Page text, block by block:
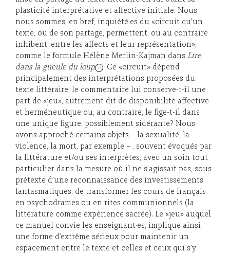
plasticité interprétative et affective initiale. Nous
nous sommes, en bref, inquiété·es du «circuit qu’un
texte, ou de son partage, permettent, ou au contraire
inhibent, entre les affects et leur représentation»,
comme le formule Hélène Merlin-Kajman dans Lire
dans la gueule du loup 11 . Ce «circuit» dépend
principalement des interprétations proposées du
texte littéraire: le commentaire lui conserve-t-il une
part de «jeu», autrement dit de disponibilité affective
et herméneutique ou, au contraire, le fige-t-il dans
une unique figure, possiblement sidérante? Nous
avons approché certains objets – la sexualité, la
violence, la mort, par exemple – , souvent évoqués par
la littérature et/ou ses interprètes, avec un soin tout
particulier dans la mesure où il ne s’agissait pas, sous
prétexte d’une reconnaissance des investissements
fantasmatiques, de transformer les cours de français
en psychodrames ou en rites communionnels (la
littérature comme expérience sacrée). Le «jeu» auquel
ce manuel convie les enseignant·es, implique ainsi
une forme d’extrême sérieux pour maintenir un
espacement entre le texte et celles et ceux qui s’y